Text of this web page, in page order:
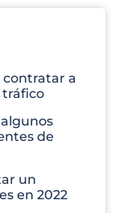
contratar a
tráfico
de
un
en 2022